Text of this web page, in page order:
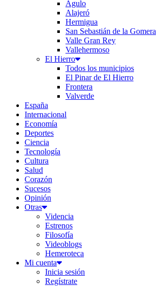
Agulo
Alajeró
Hermigua
San Sebastián de la Gomera
Valle Gran Rey
Vallehermoso
El Hierro
Todos los municipios
El Pinar de El Hierro
Frontera
Valverde
España
Internacional
Economía
Deportes
Ciencia
Tecnología
Cultura
Salud
Corazón
Sucesos
Opinión
Otras
Videncia
Estrenos
Filosofía
Videoblogs
Hemeroteca
Mi cuenta
Inicia sesión
Regístrate